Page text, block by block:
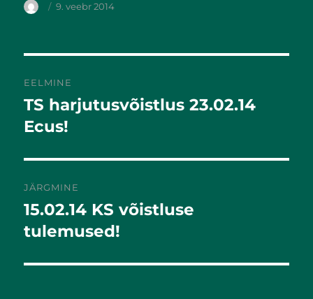
9. veebr 2014
EELMINE
Eelmine
postitus:
TS harjutusvõistlus 23.02.14
Ecus!
JÄRGMINE
Järgmine
postitus:
15.02.14 KS võistluse
tulemused!